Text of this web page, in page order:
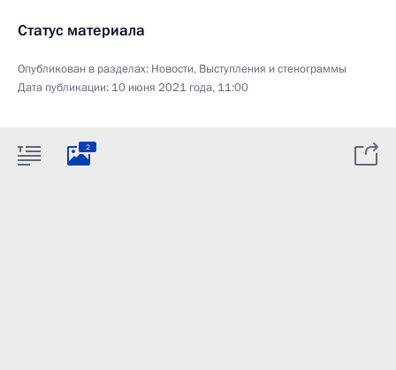
Статус материала
Опубликован в разделах: Новости, Выступления и стенограммы
Дата публикации: 10 июня 2021 года, 11:00
2